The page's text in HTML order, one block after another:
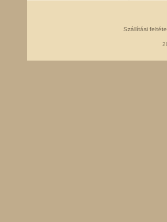
Szállítási